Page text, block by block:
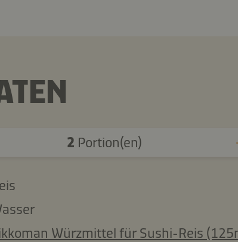
2 Portion(en)
Würzmittel für Sushi-Reis